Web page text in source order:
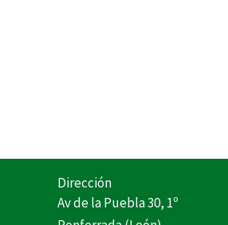
Dirección
Av de la Puebla 30, 1º